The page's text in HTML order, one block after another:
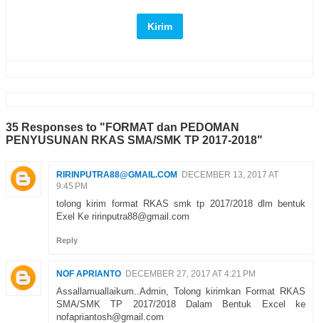
35 Responses to "FORMAT dan PEDOMAN
PENYUSUNAN RKAS SMA/SMK TP 2017-2018"
RIRINPUTRA88@GMAIL.COM DECEMBER 13, 2017 AT
9:45 PM
tolong kirim format RKAS smk tp 2017/2018 dlm bentuk
Exel Ke ririnputra88@gmail.com
Reply
NOF APRIANTO DECEMBER 27, 2017 AT 4:21 PM
Assallamuallaikum..Admin, Tolong kirimkan Format RKAS
SMA/SMK TP 2017/2018 Dalam Bentuk Excel ke
nofapriantosh@gmail.com